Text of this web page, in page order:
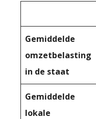
Gemiddelde
omzetbelasting
in de staat
Gemiddelde
lokale